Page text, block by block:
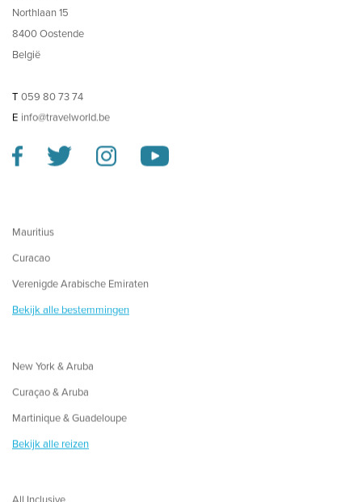
Northlaan 15
8400 Oostende
België
T 059 80 73 74
E info@travelworld.be
Mauritius
Curacao
Verenigde Arabische Emiraten
Bekijk alle bestemmingen
New York & Aruba
Curaçao & Aruba
Martinique & Guadeloupe
Bekijk alle reizen